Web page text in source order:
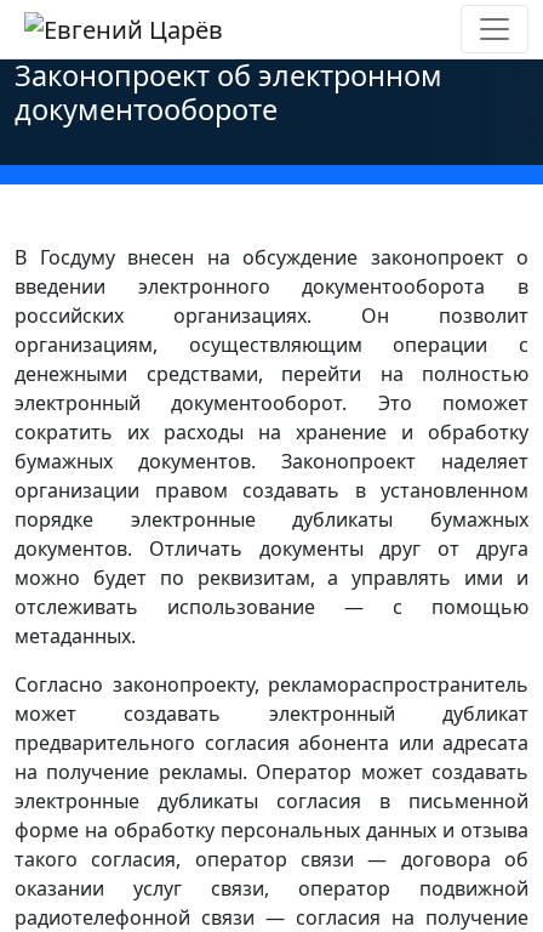
Главная»Новости»Персональные данные
Законопроект об электронном
документообороте
В Госдуму внесен на обсуждение законопроект о
введении электронного документооборота в
российских организациях. Он позволит
организациям, осуществляющим операции с
денежными средствами, перейти на полностью
электронный документооборот. Это поможет
сократить их расходы на хранение и обработку
бумажных документов. Законопроект наделяет
организации правом создавать в установленном
порядке электронные дубликаты бумажных
документов. Отличать документы друг от друга
можно будет по реквизитам, а управлять ими и
отслеживать использование — с помощью
метаданных.
Согласно законопроекту, рекламораспространитель
может создавать электронный дубликат
предварительного согласия абонента или адресата
на получение рекламы. Оператор может создавать
электронные дубликаты согласия в письменной
форме на обработку персональных данных и отзыва
такого согласия, оператор связи — договора об
оказании услуг связи, оператор подвижной
радиотелефонной связи — согласия на получение